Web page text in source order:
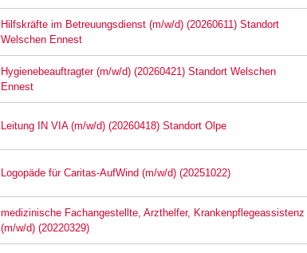
Hilfskräfte im Betreuungsdienst (m/w/d) (20260611) Standort
Welschen Ennest
Hygienebeauftragter (m/w/d) (20260421) Standort Welschen
Ennest
Leitung IN VIA (m/w/d) (20260418) Standort Olpe
Logopäde für Caritas-AufWind (m/w/d) (20251022)
medizinische Fachangestellte, Arzthelfer, Krankenpflegeassistenz
(m/w/d) (20220329)